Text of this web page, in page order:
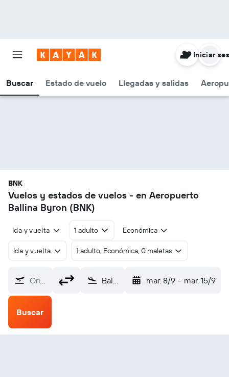
Buscar Estado de vuelo Llegadas y salidas
Iniciar
BNK
Vuelos y estados de vuelos - en Aeropuerto
Ballina Byron (BNK)
Ida y vuelta 1 adulto Económica
Ida y vuelta 1 adulto, Económica, 0 maletas
Origen Ballina Byron (BNK) mar. 8/9 - mar. 15/9
Buscar